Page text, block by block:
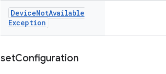
DeviceNotAvailable
Exception
setConfiguration